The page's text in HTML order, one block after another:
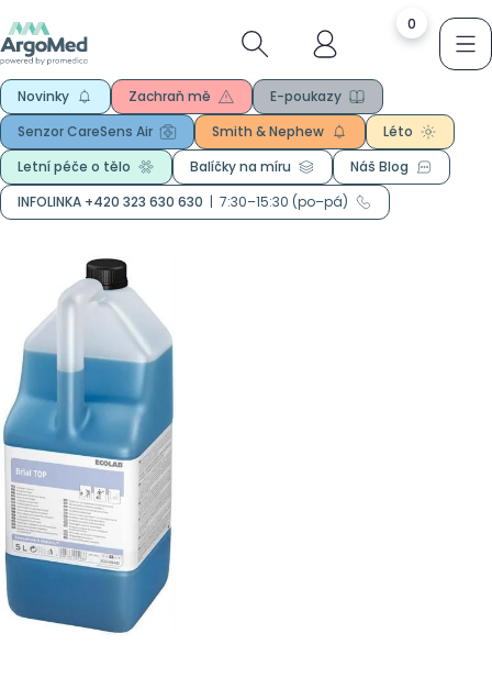
0
Novinky Zachraň mě
E-poukazy
Senzor CareSens Air
Smith & Nephew
Léto
Letní péče o tělo
Balíčky na míru
Náš Blog
INFOLINKA +420 323 630 630 | 7:30–15:30 (po–pá)